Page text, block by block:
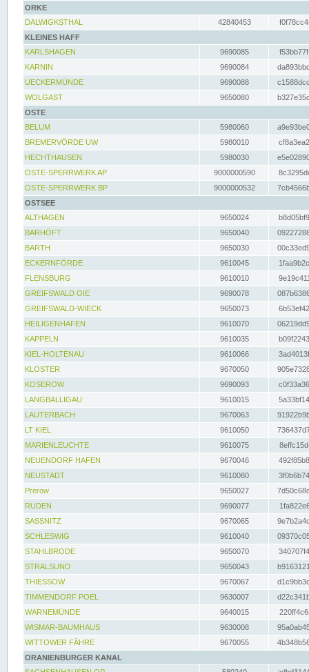
ORKE
DALWIGKSTHAL
42840453
KLEINES HAFF
KARLSHAGEN
9690085
KARNIN
9690084
UECKERMÜNDE
9690088
WOLGAST
9650080
OSTE
BELUM
5980060
BREMERVÖRDE UW
5980010
HECHTHAUSEN
5980030
OSTE-SPERRWERK AP
9000000590
OSTE-SPERRWERK BP
9000000532
OSTSEE
ALTHAGEN
9650024
BARHÖFT
9650040
BARTH
9650030
ECKERNFÖRDE
9610045
FLENSBURG
9610010
GREIFSWALD OIE
9690078
GREIFSWALD-WIECK
9650073
HEILIGENHAFEN
9610070
KAPPELN
9610035
KIEL-HOLTENAU
9610066
KLOSTER
9670050
KOSEROW
9690093
LANGBALLIGAU
9610015
LAUTERBACH
9670063
LT KIEL
9610050
MARIENLEUCHTE
9610075
NEUENDORF HAFEN
9670046
NEUSTADT
9610080
Prerow
9650027
RUDEN
9690077
SASSNITZ
9670065
SCHLESWIG
9610040
STAHLBRODE
9650070
STRALSUND
9650043
THIESSOW
9670067
TIMMENDORF POEL
9630007
WARNEMÜNDE
9640015
WISMAR-BAUMHAUS
9630008
WITTOWER FÄHRE
9670055
ORANIENBURGER KANAL